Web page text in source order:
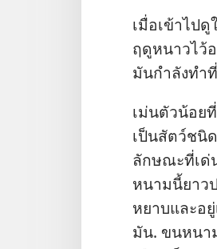
เมื่อ​เข้า​ไป​
ฤดู​หนาว​ไว้​
มัน​กำลัง​ทำ​
เม่น​ตัว​น้อย​
เป็น​สัตว์​ชนิ
ลักษณะ​ที่​เด่
หนาม​นี้​ยาว​
หยาบ​และ​อ
มัน. ขน​หนา